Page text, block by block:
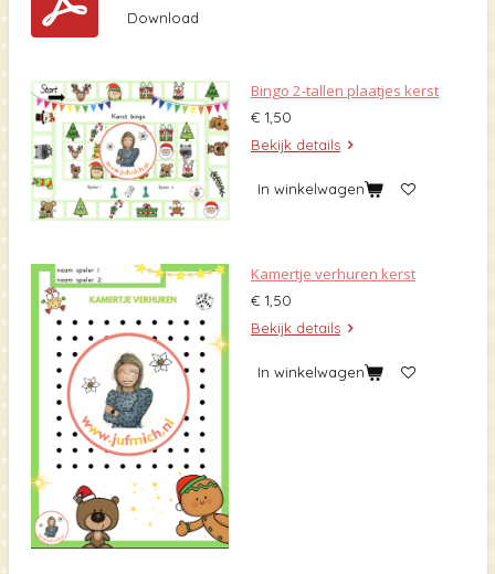
Download
Bingo 2-tallen plaatjes kerst
€ 1,50
Bekijk details
In winkelwagen
Kamertje verhuren kerst
€ 1,50
Bekijk details
In winkelwagen